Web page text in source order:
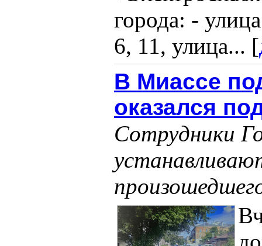
города: -
6, 11, улица... [
В Миассе
оказался
Сотрудники